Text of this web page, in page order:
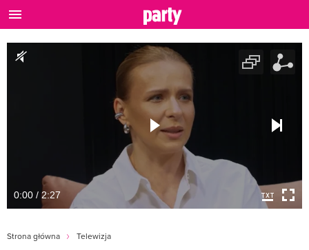
0:00 / 2:27
Strona główna Telewizja